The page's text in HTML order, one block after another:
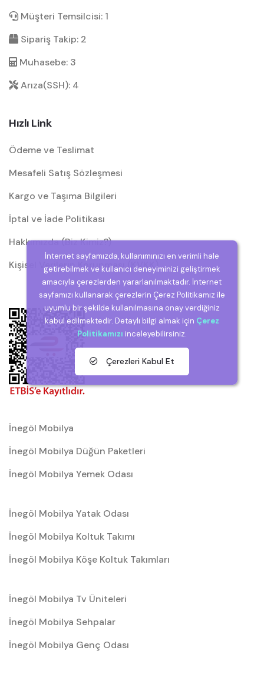
Müşteri Temsilcisi: 1
Sipariş Takip: 2
Muhasebe: 3
Arıza(SSH): 4
Hızlı Link
Ödeme ve Teslimat
Mesafeli Satış Sözleşmesi
Kargo ve Taşıma Bilgileri
İptal ve İade Politikası
Hakkımızda (Biz Kimiz?)
Kişisel Verilerin Korunması (KVKK)
İnegöl Mobilya
İnegöl Mobilya Düğün Paketleri
İnegöl Mobilya Yemek Odası
İnegöl Mobilya Yatak Odası
İnegöl Mobilya Koltuk Takımı
İnegöl Mobilya Köşe Koltuk Takımları
İnegöl Mobilya Tv Üniteleri
İnegöl Mobilya Sehpalar
İnegöl Mobilya Genç Odası
İnternet sayfamızda, kullanımınızı en verimli hale
getirebilmek ve kullanıcı deneyiminizi geliştirmek
amacıyla çerezlerden yararlanılmaktadır. İnternet
sayfamızı kullanarak çerezlerin Çerez Politikamız ile
uyumlu bir şekilde kullanılmasına onay verdiğiniz
kabul edilmektedir. Detaylı bilgi almak için Çerez
Politikamızı inceleyebilirsiniz.
Çerezleri Kabul Et